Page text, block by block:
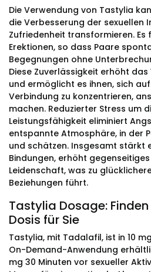
Die Verwendung von Tastylia
die Verbesserung der sexuellen
Zufriedenheit transformieren.
Erektionen, so dass Paare
Begegnungen ohne
Diese Zuverlässigkeit erhöht
und ermöglicht es ihnen, sich
Verbindung zu konzentrieren,
machen. Reduzierter Stress um
Leistungsfähigkeit eliminiert
entspannte Atmosphäre, in der
und schätzen. Insgesamt stärkt
Bindungen, erhöht
Leidenschaft, was zu
Beziehungen führt.
Tastylia Dosage:
Dosis für Sie
Tastylia, mit Tadalafil, ist in 10
On-Demand-Anwendung
mg 30 Minuten vor sexueller